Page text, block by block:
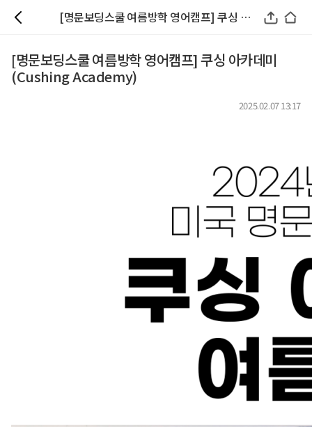
[명문보딩스쿨 여름방학 영어캠프] 쿠싱 아카데미(Cushing Academy)
[명문보딩스쿨 여름방학 영어캠프] 쿠싱 아카데미
(Cushing Academy)
2025.02.07 13:17